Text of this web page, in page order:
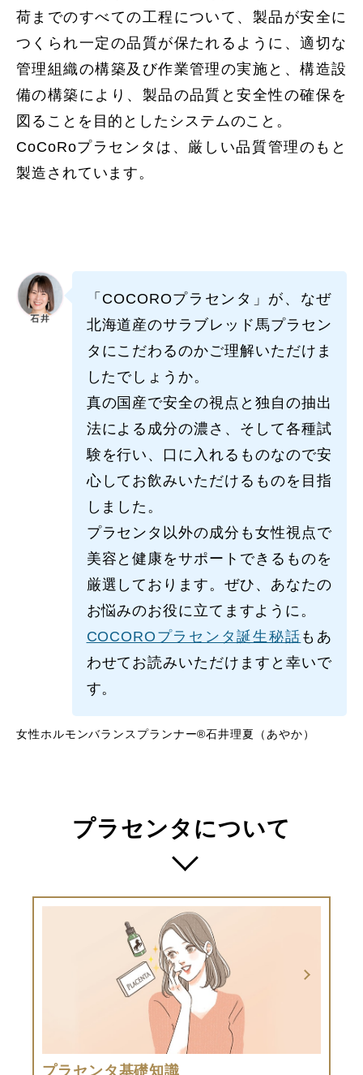
荷までのすべての工程について、製品が安全に
つくられ一定の品質が保たれるように、適切な
管理組織の構築及び作業管理の実施と、構造設
備の構築により、製品の品質と安全性の確保を
図ることを目的としたシステムのこと。
CoCoRoプラセンタは、厳しい品質管理のもと
製造されています。
「COCOROプラセンタ」が、なぜ
北海道産のサラブレッド馬プラセン
タにこだわるのかご理解いただけま
したでしょうか。
真の国産で安全の視点と独自の抽出
法による成分の濃さ、そして各種試
験を行い、口に入れるものなので安
心してお飲みいただけるものを目指
しました。
プラセンタ以外の成分も女性視点で
美容と健康をサポートできるものを
厳選しております。ぜひ、あなたの
お悩みのお役に立てますように。
COCOROプラセンタ誕生秘話 もあ
わせてお読みいただけますと幸いで
す。
女性ホルモンバランスプランナー®石井理夏（あやか）
プラセンタについて
プラセンタ基礎知識